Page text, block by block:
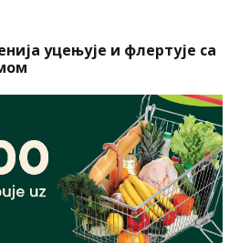
уцењује и флертује са